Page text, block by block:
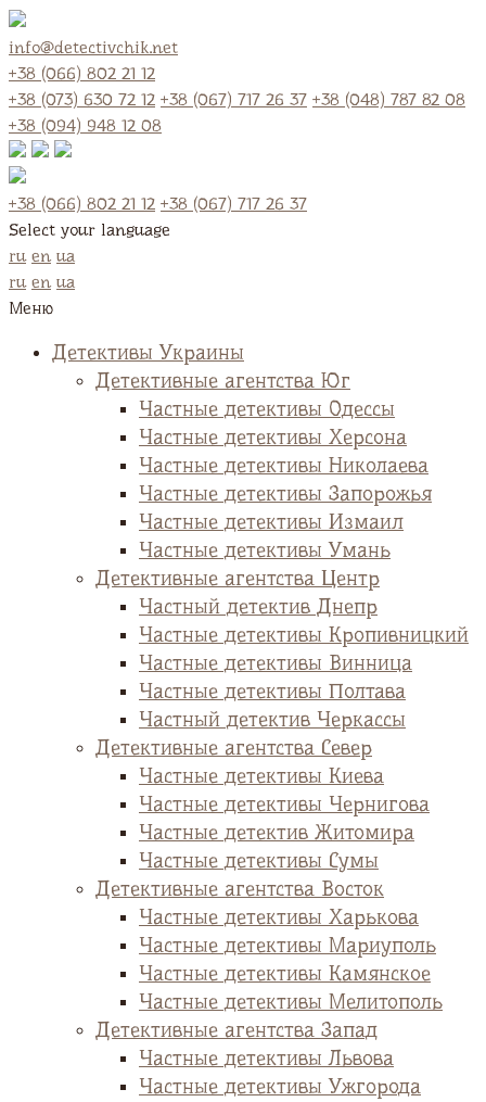
info@detectivchik.net
+38 (066) 802 21 12
+38 (073) 630 72 12 +38 (067) 717 26 37 +38 (048) 787 82 08
+38 (094) 948 12 08
+38 (066) 802 21 12 +38 (067) 717 26 37
Select your language
ru en ua
ru en ua
Меню
Детективы Украины
Детективные агентства Юг
Частные детективы Одессы
Частные детективы Херсона
Частные детективы Николаева
Частные детективы Запорожья
Частные детективы Измаил
Частные детективы Умань
Детективные агентства Центр
Частный детектив Днепр
Частные детективы Кропивницкий
Частные детективы Винница
Частные детективы Полтава
Частный детектив Черкассы
Детективные агентства Север
Частные детективы Киева
Частные детективы Чернигова
Частные детектив Житомира
Частные детективы Сумы
Детективные агентства Восток
Частные детективы Харькова
Частные детективы Мариуполь
Частные детективы Камянское
Частные детективы Мелитополь
Детективные агентства Запад
Частные детективы Львова
Частные детективы Ужгорода